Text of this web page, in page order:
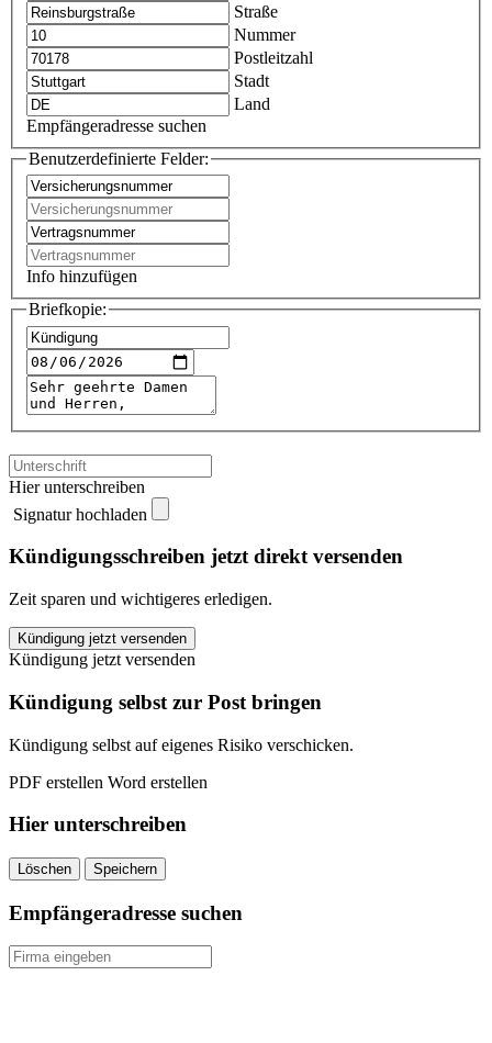
Straße
Nummer
Postleitzahl
Stadt
Land
Empfängeradresse suchen
Benutzerdefinierte Felder:
Info hinzufügen
Briefkopie:
Hier unterschreiben
Signatur hochladen
Kündigungsschreiben jetzt direkt versenden
Zeit sparen und wichtigeres erledigen.
Hallesche
Private
Krankenversicherung
kündigen
quantity
Kündigung jetzt versenden
Kündigung jetzt versenden
Kündigung selbst zur Post bringen
Kündigung selbst auf eigenes Risiko verschicken.
PDF erstellen Word erstellen
Hier unterschreiben
Löschen Speichern
Empfängeradresse suchen